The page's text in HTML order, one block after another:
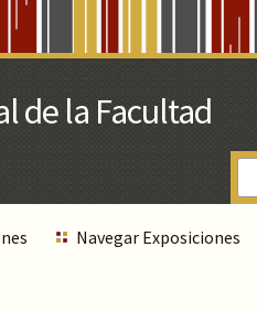
Navegar Exposiciones